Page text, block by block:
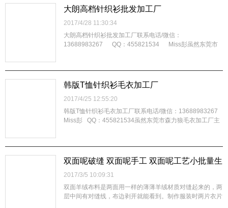
的面料有：全棉面料、全涤面料 全棉面料：全棉面料最常
用的面料，其中全棉面料又分精梳棉和普梳棉 全棉面料的
优点是吸汗透气，穿着舒适，环保，缺...
大朗高档针织衫批发加工厂
2017/4/28 11:30:34
大朗高档针织衫批发加工厂联系电话/微信：
13688983267 QQ：455821534 Miss彭虽然东莞市
大家介绍一下梭织面料对于裁剪技术的要求。裁剪前要先根
据样板绘制出排料图，“完整、合理、节约”是排料的基本原
则。在裁剪工序...
韩版T恤针织衫毛衣加工厂
2017/4/25 12:55:20
韩版T恤针织衫毛衣加工厂联系电话/微信：13688983267
Miss彭 QQ：455821534虽然东莞市森力狼毛衣加工厂主
梭织服装生产工艺流程。面辅料进厂检验→技术准备→裁剪
→缝制→锁眼钉扣→整烫→成衣检验→包装→入库或出运。
面料进厂后要进行数量清点以及外观和内在质量的检验，符
合生产要求的才能...
双面呢破缝 双面呢手工 双面呢工艺小批量生
产双面尼大衣
2017/3/5 10:09:31
双面羊绒布料是两面用一样的薄薄羊绒材质对缝起来的，两
层中间有对缝线，布边剥开就能看到。制作服装时两片衣片